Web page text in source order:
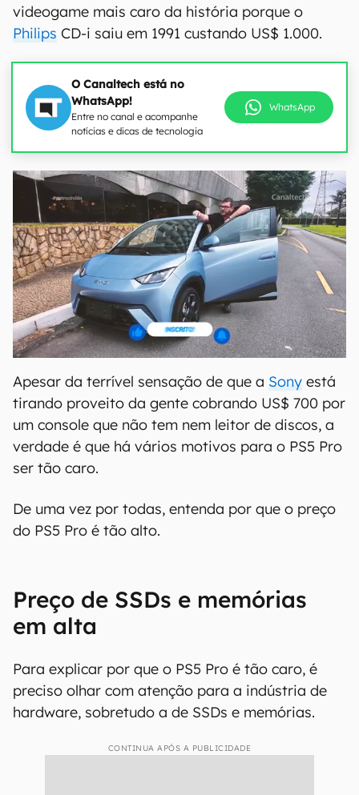
videogame mais caro da história porque o
Philips CD-i saiu em 1991 custando US$ 1.000.
O Canaltech está no
WhatsApp!
Entre no canal e acompanhe
notícias e dicas de tecnologia
WhatsApp
Apesar da terrível sensação de que a Sony está
tirando proveito da gente cobrando US$ 700 por
um console que não tem nem leitor de discos, a
verdade é que há vários motivos para o PS5 Pro
ser tão caro.
De uma vez por todas, entenda por que o preço
do PS5 Pro é tão alto.
Preço de SSDs e memórias
em alta
Para explicar por que o PS5 Pro é tão caro, é
preciso olhar com atenção para a indústria de
hardware, sobretudo a de SSDs e memórias.
CONTINUA APÓS A PUBLICIDADE